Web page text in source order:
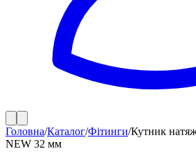
Головна/Каталог/Фітинги/Кутник
NEW 32 мм